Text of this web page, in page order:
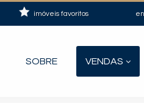
imóveis favoritos
SOBRE VENDAS